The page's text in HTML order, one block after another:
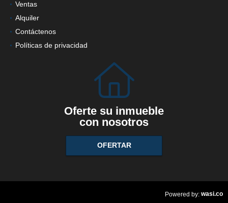
Ventas
Alquiler
Contáctenos
Políticas de privacidad
Oferte su inmueble
con nosotros
OFERTAR
Powered by: wasi.co